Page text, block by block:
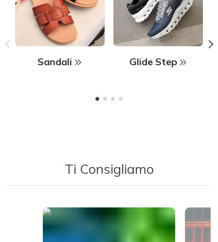
Sandali Glide Step
Ti Consigliamo
Media Carousel - Carousel with product photos. Use the